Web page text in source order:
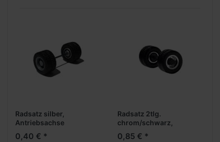
Radsatz silber,
Antriebsachse
0,40 € *
Radsatz 2tlg.
chrom/schwarz,
Antriebsachse
0,85 € *